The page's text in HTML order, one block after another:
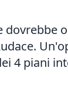
dovrebbe
4 piani